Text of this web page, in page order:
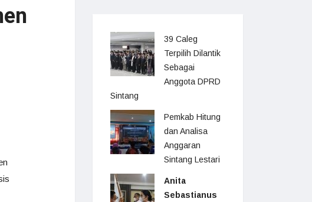
39 Caleg
Terpilih Dilantik
Sebagai
Anggota DPRD
Sintang
Pemkab Hitung
dan Analisa
Anggaran
Sintang Lestari
Anita
Sebastianus